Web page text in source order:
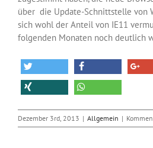
über die Update-Schnittstelle von
sich wohl der Anteil von IE11
folgenden Monaten noch deutlich
Dezember 3rd, 2013 | Allgemein |